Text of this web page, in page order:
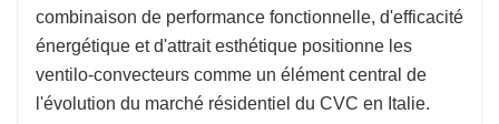
combinaison de performance fonctionnelle, d'efficacité
énergétique et d'attrait esthétique positionne les
ventilo-convecteurs comme un élément central de
l'évolution du marché résidentiel du CVC en Italie.